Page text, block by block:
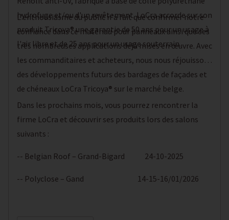
hydrofuge et/ou d'un revêtement. LoCra accorde sur son
produit Tricoya® une garantie de 50 ans pour un usage à
l'air libre et de 25 ans pour un usage souterrain.
L'enthousiasme du public n'a fait que confirmer notre
confiance dans ce matériau pour panneaux ainsi que ses
très nombreuses applications déjà mises en œuvre. Avec
les commanditaires et acheteurs, nous nous réjouissons
des développements futurs des bardages de façades et
de chéneaux LoCra Tricoya® sur le marché belge.
Dans les prochains mois, vous pourrez rencontrer la
firme LoCra et découvrir ses produits lors des salons
suivants :
-- Belgian Roof – Grand-Bigard 24-10-2025
-- Polyclose – Gand 14-15-16/01/2026